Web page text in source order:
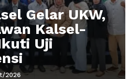
Gelar UKW,
Kalsel-
Uji
2026